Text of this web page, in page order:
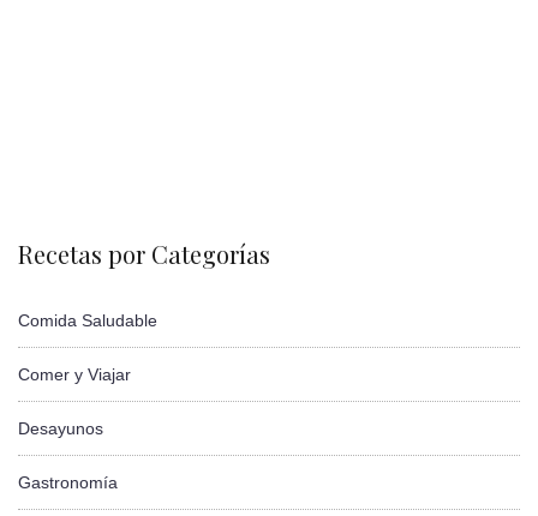
Recetas por Categorías
Comida Saludable
Comer y Viajar
Desayunos
Gastronomía